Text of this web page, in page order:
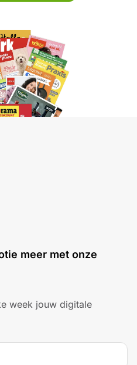
meer met onze
week jouw digitale